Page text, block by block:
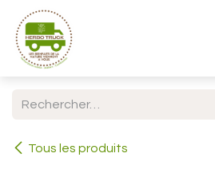
Se rendre au contenu
Tous les produits